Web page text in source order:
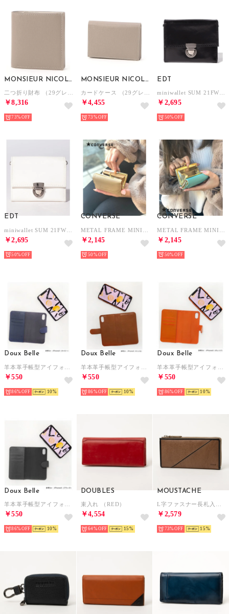
MONSIEUR NICOLE
￥8,316
73%
MONSIEUR NICOLE
￥4,455
73%
EDT
￥2,695
50%
EDT
￥2,695
50%
CONVERSE
￥2,145
50%
CONVERSE
￥2,145
50%
Doux Belle
￥550
86% 10
Doux Belle
￥550
86% 10
Doux Belle
￥550
86% 10
Doux Belle
￥550
86% 10
DOUBLES
束入れ （RED）
￥4,554
64% 15
MOUSTACHE
￥2,579
73% 15